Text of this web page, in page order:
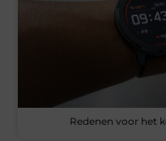
Redenen voor het